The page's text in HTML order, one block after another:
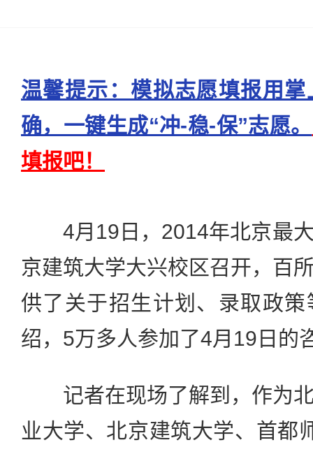
温馨提示：模拟志愿填报用
确，一键生成“冲-稳-保”志愿。
填报吧！
4月19日，2014年北京最大
京建筑大学大兴校区召开，百
供了关于招生计划、录取政
绍，5万多人参加了4月19日的
记者在现场了解到，作为北
业大学、北京建筑大学、首都